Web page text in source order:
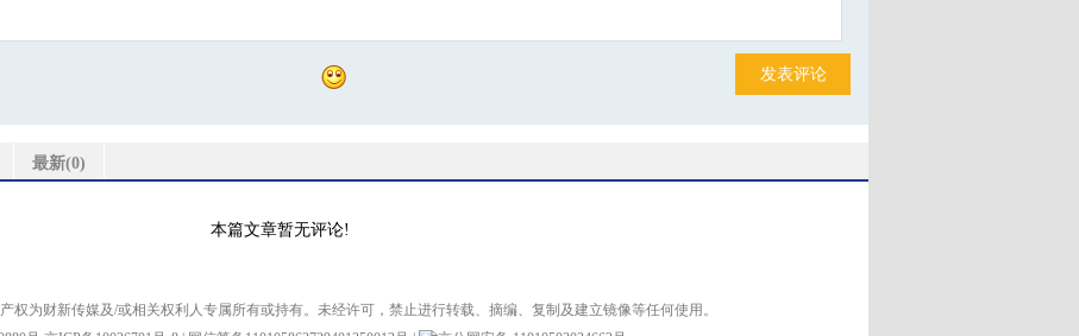
前首席执行官
团董事长
资本公司主席及联合创始人
的崛起
上表示，未来手机的应用将不仅仅局限于静态沟
通，而会更多地参与到日常生活中，变成社会产
( 财新记者
王永)
利用价值，计划在明年适当的时候，利用北冰洋
发表评论
最新(0)
本篇文章暂无评论!
权为财新传媒及/或相关权利人专属所有或持有。未经许可，禁止进行转载、摘编、复制及建立镜像等任何使用。